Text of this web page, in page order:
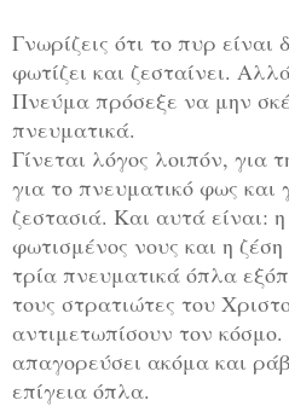
Γνωρίζεις ότι το πυρ είναι
φωτίζει και ζεσταίνει.
Πνεύμα πρόσεξε να μην
πνευματικά.
Γίνεται λόγος λοιπόν, για
για το πνευματικό φως και
ζεστασιά. Και αυτά είναι:
φωτισμένος νους και η
τρία πνευματικά όπλα
τους στρατιώτες του
αντιμετωπίσουν τον
απαγορεύσει ακόμα και
επίγεια όπλα.